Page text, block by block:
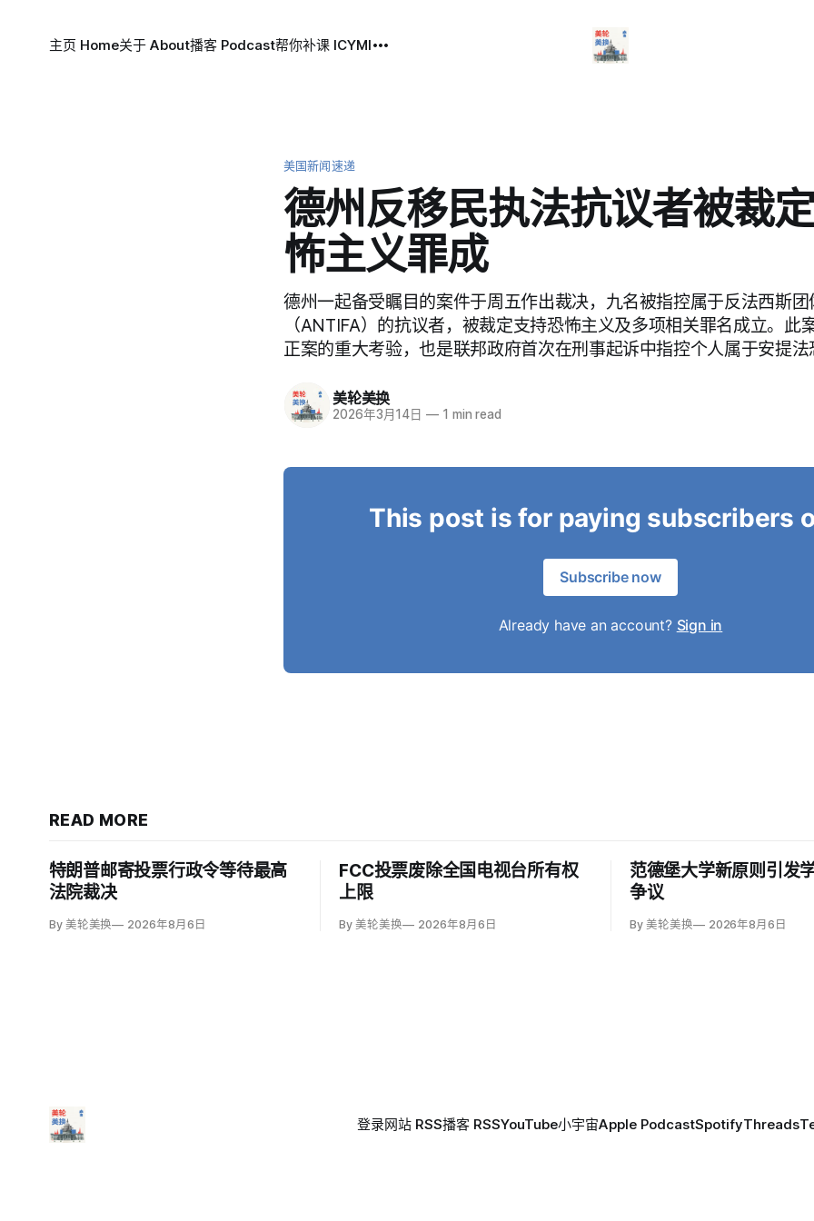
主页 Home关于 About播客 Podcast帮你补课 ICYMI
美国新闻速递
德州反移民执法抗议者被裁
怖主义罪成
德州一起备受瞩目的案件于周五作出裁决，九名被指控属于反法西斯
（ANTIFA）的抗议者，被裁定支持恐怖主义及多项相关罪名成立。此
正案的重大考验，也是联邦政府首次在刑事起诉中指控个人属于安提
美轮美换
2026年3月14日 — 1 min read
This post is for paying subscribers
Subscribe now
Already have an account? Sign in
READ MORE
特朗普邮寄投票行政令等待最高
法院裁决
By 美轮美换 2026年8月6日
FCC投票废除全国电视台所有权
上限
By 美轮美换 2026年8月6日
范德堡大学新原则引发
争议
By 美轮美换 2026年8月6日
登录网站 RSS播客 RSSYouTube小宇宙Apple PodcastSpotifyThreads